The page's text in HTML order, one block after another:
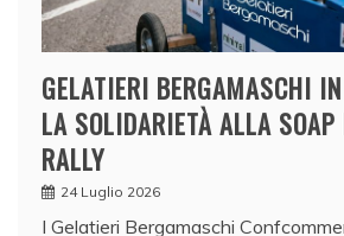
GELATIERI BERGAMASCHI
LA SOLIDARIETÀ ALLA SOAP
RALLY
24 Luglio 2026
I Gelatieri Bergamaschi